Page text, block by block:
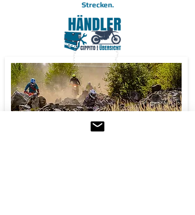
Strecken.